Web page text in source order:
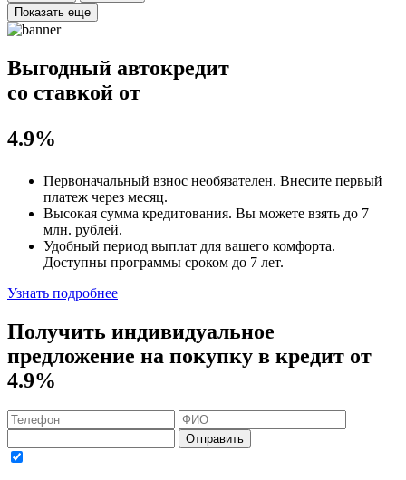
Показать еще
Выгодный автокредит
со ставкой от
4.9%
Первоначальный взнос необязателен. Внесите первый
платеж через месяц.
Высокая сумма кредитования. Вы можете взять до 7
млн. рублей.
Удобный период выплат для вашего комфорта.
Доступны программы сроком до 7 лет.
Узнать подробнее
Получить индивидуальное
предложение на покупку в кредит от
4.9%
Отправить